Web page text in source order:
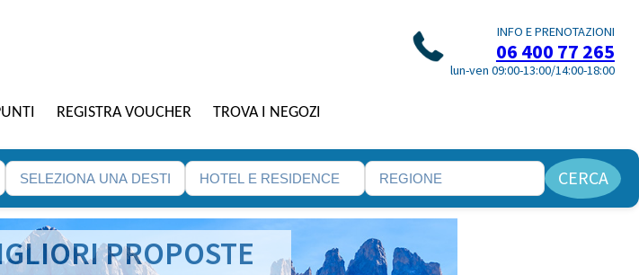
INFO E PRENOTAZIONI
06 400 77 265
lun-ven 09:00-13:00/14:00-18:00
REGISTRA VOUCHER TROVA I NEGOZI
CERCA
PROPOSTE